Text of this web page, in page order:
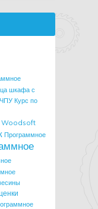
шкафа с
Курс по
Woodsoft
Программное